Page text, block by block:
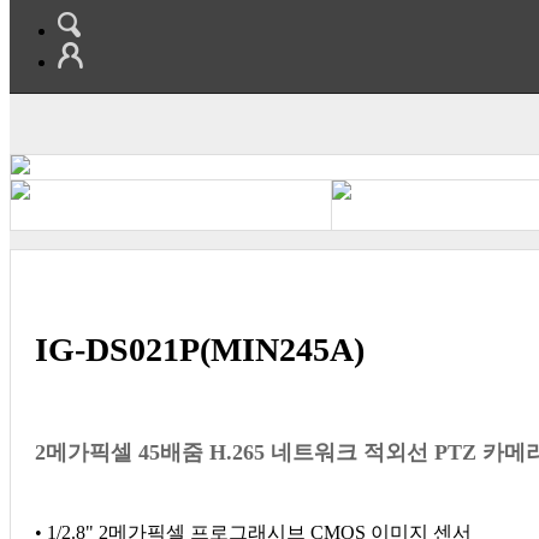
IG-DS021P(MIN245A)
2메가픽셀 45배줌 H.265 네트워크 적외선 PTZ 카메
• 1/2.8" 2메가픽셀 프로그래시브 CMOS 이미지 센서